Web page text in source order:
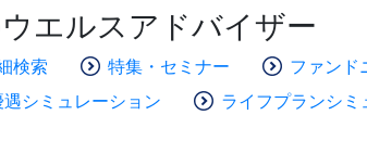
エルスアドバイザー
検索 特集・セミナー ファンド
遇シミュレーション
ライフプランシミ